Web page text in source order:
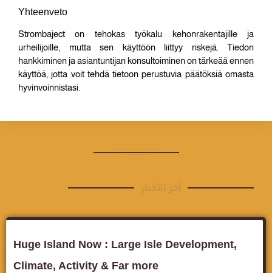
Yhteenveto
Strombaject on tehokas työkalu kehonrakentajille ja
urheilijoille, mutta sen käyttöön liittyy riskejä. Tiedon
hankkiminen ja asiantuntijan konsultoiminen on tärkeää ennen
käyttöä, jotta voit tehdä tietoon perustuvia päätöksiä omasta
hyvinvoinnistasi.
آخر الأخبار
Huge Island Now : Large Isle Development,
Climate, Activity & Far more